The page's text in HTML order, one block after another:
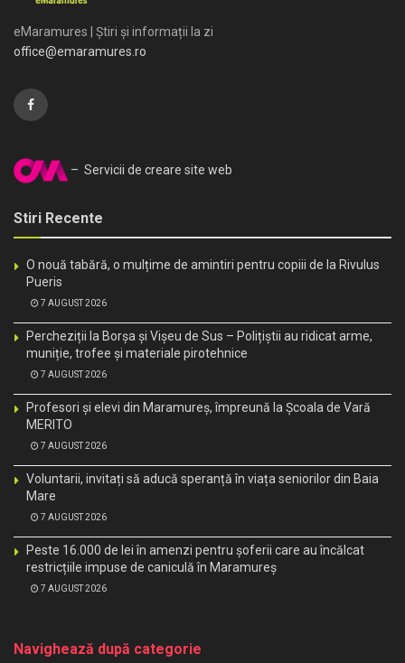
eMaramures | Știri și informații la zi
office@emaramures.ro
– Servicii de creare site web
Stiri Recente
O nouă tabără, o mulțime de amintiri pentru copiii de la Rivulus
Pueris
7 AUGUST 2026
Percheziții la Borșa și Vișeu de Sus – Polițiștii au ridicat arme,
muniție, trofee și materiale pirotehnice
7 AUGUST 2026
Profesori și elevi din Maramureș, împreună la Școala de Vară
MERITO
7 AUGUST 2026
Voluntarii, invitați să aducă speranță în viața seniorilor din Baia
Mare
7 AUGUST 2026
Peste 16.000 de lei în amenzi pentru șoferii care au încălcat
restricțiile impuse de caniculă în Maramureș
7 AUGUST 2026
Navighează după categorie